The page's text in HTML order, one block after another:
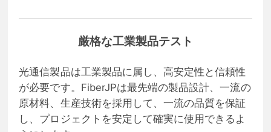
厳格な工業製品テスト
光通信製品は工業製品に属し、高安定性と信頼性
が必要です。FiberJPは最先端の製品設計、一流の
原材料、生産技術を採用して、一流の品質を保証
し、プロジェクトを安定して確実に使用できるよ